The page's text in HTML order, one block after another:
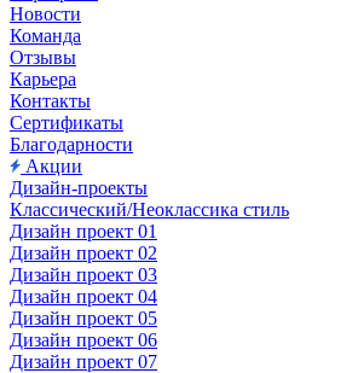
Новости
Команда
Отзывы
Карьера
Контакты
Сертификаты
Благодарности
Акции
Дизайн-проекты
Классический/Неоклассика стиль
Дизайн проект 01
Дизайн проект 02
Дизайн проект 03
Дизайн проект 04
Дизайн проект 05
Дизайн проект 06
Дизайн проект 07